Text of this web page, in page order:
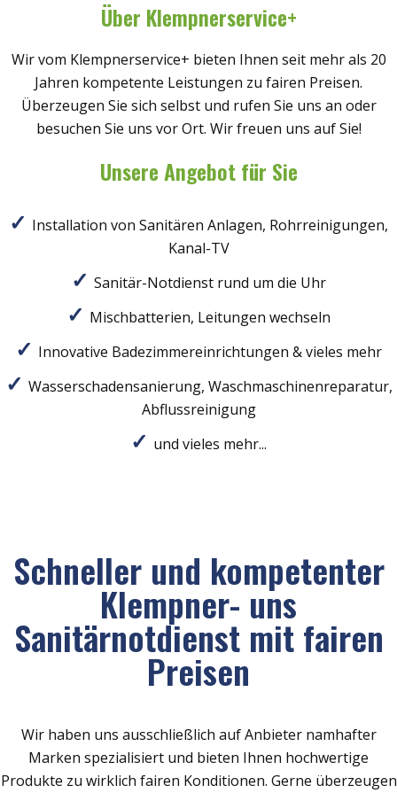
Über Klempnerservice+
Wir vom Klempnerservice+ bieten Ihnen seit mehr als 20
Jahren kompetente Leistungen zu fairen Preisen.
Überzeugen Sie sich selbst und rufen Sie uns an oder
besuchen Sie uns vor Ort. Wir freuen uns auf Sie!
Unsere Angebot für Sie
Installation von Sanitären Anlagen, Rohrreinigungen,
Kanal-TV
Sanitär-Notdienst rund um die Uhr
Mischbatterien, Leitungen wechseln
Innovative Badezimmereinrichtungen & vieles mehr
Wasserschadensanierung, Waschmaschinenreparatur,
Abflussreinigung
und vieles mehr...
Schneller und kompetenter
Klempner- uns
Sanitärnotdienst mit fairen
Preisen
Wir haben uns ausschließlich auf Anbieter namhafter
Marken spezialisiert und bieten Ihnen hochwertige
Produkte zu wirklich fairen Konditionen. Gerne überzeugen